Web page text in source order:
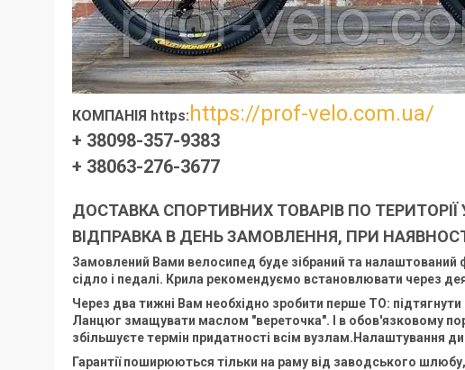
КОМПАНІЯ https: https://prof-velo.com.ua/
+ 38098-357-9383
+ 38063-276-3677
ДОСТАВКА СПОРТИВНИХ ТОВАРІВ ПО ТЕРИТОРІЇ
ВІДПРАВКА В ДЕНЬ ЗАМОВЛЕННЯ, ПРИ
Замовлений Вами велосипед буде зібраний та
сідло і педалі. Крила рекомендуємо встановлювати через
Через два тижні Вам необхідно зробити перше ТО:
Ланцюг змащувати маслом "вереточка". І в обов'язковому
збільшуєте термін придатності всім вузлам.Налаштування
Гарантії поширюються тільки на раму від заводського